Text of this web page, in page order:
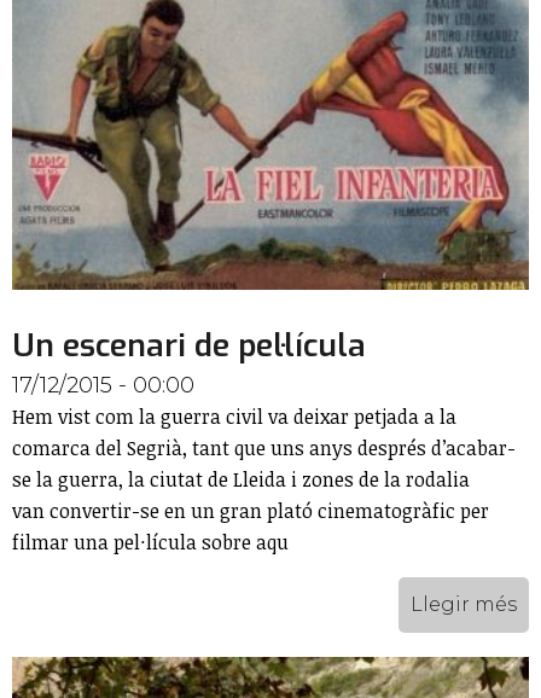
Un escenari de pel·lícula
17/12/2015 - 00:00
Hem vist com la guerra civil va deixar petjada a la
comarca del Segrià, tant que uns anys després d’acabar-
se la guerra, la ciutat de Lleida i zones de la rodalia
van convertir-se en un gran plató cinematogràfic per
filmar una pel·lícula sobre aqu
Llegir més